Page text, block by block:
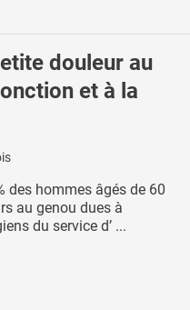
douleur au
et à la
des hommes âgés de 60
au genou dues à
du service d’ ...